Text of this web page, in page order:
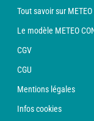
Tout savoir sur METEO
Le modèle METEO
CGV
CGU
Mentions légales
Infos cookies